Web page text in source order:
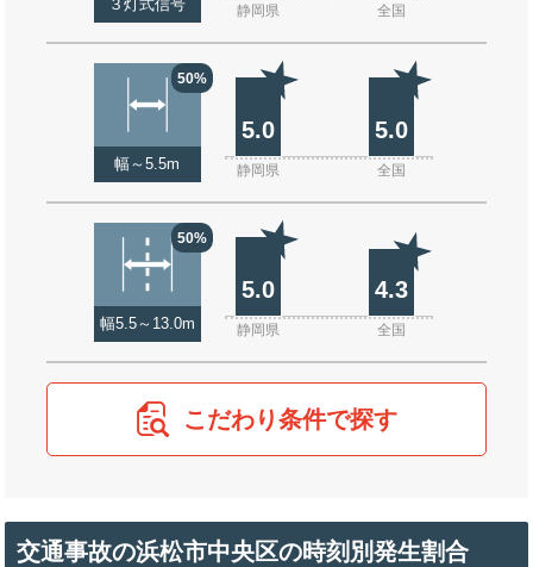
３灯式信号 静岡県 全国
50%
幅～5.5m
5.0 5.0
静岡県 全国
50%
幅5.5～13.0m
5.0 4.3
静岡県 全国
こだわり条件で探す
交通事故の浜松市中央区の時刻別発生割合